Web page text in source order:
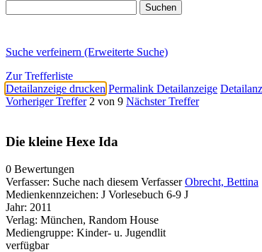
Suche verfeinern (Erweiterte Suche)
Zur Trefferliste
Detailanzeige drucken Permalink Detailanzeige
Vorheriger Treffer 2 von 9 Nächster Treffer
Die kleine Hexe Ida
0 Bewertungen
Verfasser: Suche nach diesem Verfasser Obrecht, Bettina
Medienkennzeichen: J Vorlesebuch 6-9 J
Jahr: 2011
Verlag: München, Random House
Mediengruppe: Kinder- u. Jugendlit
verfügbar